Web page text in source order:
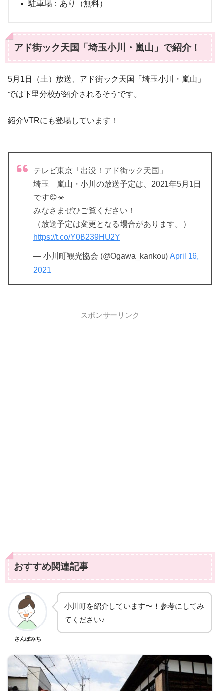
駐車場：あり（無料）
アド街ック天国「埼玉小川・嵐山」で紹介！
5月1日（土）放送、アド街ック天国「埼玉小川・嵐山」
では下里分校が紹介されるそうです。
紹介VTRにも登場しています！
テレビ東京「出没！アド街ック天国」
埼玉 嵐山・小川の放送予定は、2021年5月1日
です😊☀️
みなさまぜひご覧ください！
（放送予定は変更となる場合があります。）
https://t.co/Y0B239HU2Y
— 小川町観光協会 (@Ogawa_kankou) April 16,
2021
スポンサーリンク
おすすめ関連記事
さんぽみち
小川町を紹介しています〜！参考にしてみ
てください♪